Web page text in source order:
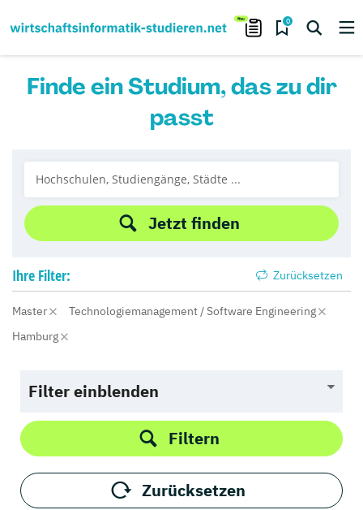
0
Finde ein Studium, das zu dir
passt
Jetzt finden
Ihre Filter: Zurücksetzen
Master
Technologiemanagement / Software Engineering
Hamburg
Filter einblenden
Filtern
Zurücksetzen